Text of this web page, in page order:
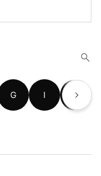
G I J